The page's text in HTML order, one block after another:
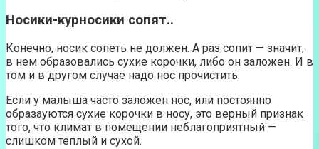
Носики-курносики сопят..
Конечно, носик сопеть не должен. А раз сопит — значит,
в нем образовались сухие корочки, либо он заложен. И в
том и в другом случае надо нос прочистить.
Если у малыша часто заложен нос, или постоянно
образауются сухие корочки в носу, это верный признак
того, что климат в помещении неблагоприятный —
слишком теплый и сухой.